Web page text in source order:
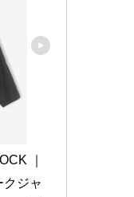
｜
クジャ